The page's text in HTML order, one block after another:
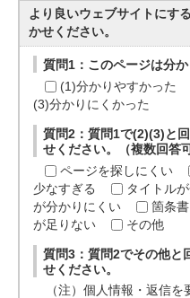
より良いウェブサイトにす
かせください。
質問1：このページは分
(1)分かりやすかった
(3)分かりにくかった
質問2：質問1で(2)(3)と
せください。（複数回答可
ページを探しにくい
少なすぎる
タイトル
が分かりにくい
箇条
が足りない
その他
質問3：質問2でその他と
せください。
（注）個人情報・返信を